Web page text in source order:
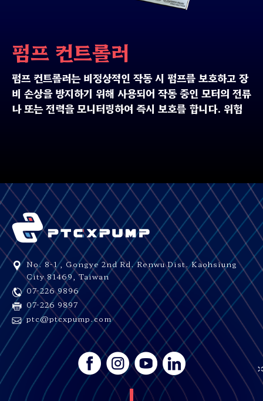
펌프 컨트롤러
펌프 컨트롤러는 비정상적인 작동 시 펌프를 보호하고 장
비 손상을 방지하기 위해 사용되어 작동 중인 모터의 전류
나 또는 전력을 모니터링하여 즉시 보호를 합니다. 위험
No. 8-1 , Gongye 2nd Rd. Renwu Dist. Kaohsiung
City 81469,Taiwan
07-226 9896
07-226 9897
ptc@ptcxpump.com